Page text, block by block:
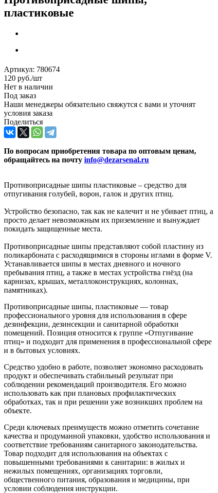
пластиковые
Артикул: 780674
120 руб./шт
Нет в наличии
Под заказ
Наши менеджеры обязательно свяжутся с вами и уточнят
условия заказа
Поделиться
По вопросам приобретения товара по оптовым ценам,
обращайтесь на почту info@dezarsenal.ru
Противоприсадные шипы пластиковые – средство для
отпугивания голубей, ворон, галок и других птиц.
Устройство безопасно, так как не калечит и не убивает птиц, а
просто делает невозможным их приземление и вынуждает
покидать защищенные места.
Противоприсадные шипы представляют собой пластину из
поликарбоната с расходящимися в стороны иглами в форме V.
Устанавливается шипы в местах дневного и ночного
пребывания птиц, а также в местах устройства гнёзд (на
карнизах, крышах, металлоконструкциях, колоннах,
памятниках).
Противоприсадные шипы, пластиковые — товар
профессионального уровня для использования в сфере
дезинфекции, дезинсекции и санитарной обработки
помещений. Позиция относится к группе «Отпугивание
птиц» и подходит для применения в профессиональной сфере
и в бытовых условиях.
Средство удобно в работе, позволяет экономно расходовать
продукт и обеспечивать стабильный результат при
соблюдении рекомендаций производителя. Его можно
использовать как при плановых профилактических
обработках, так и при решении уже возникших проблем на
объекте.
Среди ключевых преимуществ можно отметить сочетание
качества и продуманной упаковки, удобство использования и
соответствие требованиям санитарного законодательства.
Товар подходит для использования на объектах с
повышенными требованиями к санитарии: в жилых и
нежилых помещениях, организациях торговли,
общественного питания, образования и медицины, при
условии соблюдения инструкции.